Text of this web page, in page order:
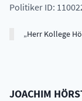
Politiker ID:
Herr Kollege
JOACHIM